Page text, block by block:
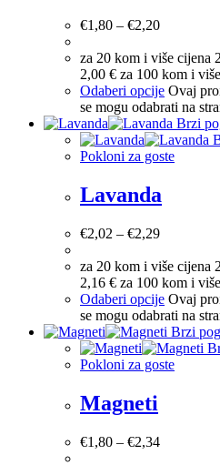
€1,80 – €2,20
za 20 kom i više cijena
2,00 € za 100 kom i
Odaberi opcije Ovaj
se mogu odabrati na
Brzi
Pokloni za goste
Lavanda
€2,02 – €2,29
za 20 kom i više cijena
2,16 € za 100 kom i
Odaberi opcije Ovaj
se mogu odabrati na
Brzi
Pokloni za goste
Magneti
€1,80 – €2,34